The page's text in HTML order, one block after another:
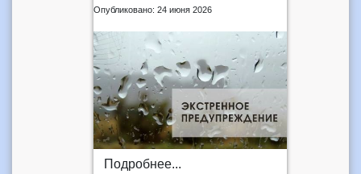
Опубликовано: 24 июня 2026
Подробнее...